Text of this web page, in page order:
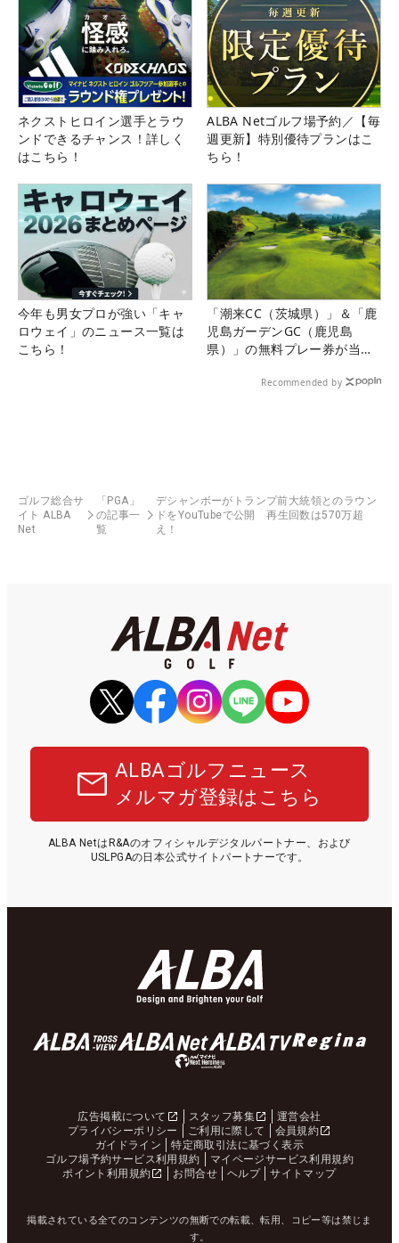
ネクストヒロイン選手とラウ
ンドできるチャンス！詳しく
はこちら！
ALBA Netゴルフ場予約／【毎
週更新】特別優待プランはこ
ちら！
今年も男女プロが強い「キャ
ロウェイ」のニュース一覧は
こちら！
「潮来CC（茨城県）」＆「鹿
児島ガーデンGC（鹿児島
県）」の無料プレー券が当た
Recommended by
ゴルフ総合サ
イト ALBA
Net
「PGA」
の記事一
覧
デシャンボーがトランプ前大統領とのラウン
ドをYouTubeで公開 再生回数は570万超
え！
ALBAゴルフニュース
メルマガ登録はこちら
ALBA NetはR&Aのオフィシャルデジタルパートナー、および
USLPGAの日本公式サイトパートナーです。
広告掲載について スタッフ募集
運営会社
プライバシーポリシー
ご利用に際して
会員規約
ガイドライン
特定商取引法に基づく表示
ゴルフ場予約サービス利用規約
マイページサービス利用規約
ポイント利用規約
お問合せ ヘルプ サイトマップ
掲載されている全てのコンテンツの無断での転載、転用、コピー等は禁じま
す。